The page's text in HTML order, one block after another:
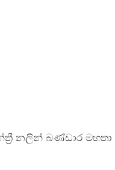
නලින් බණ්ඩාර මහතා